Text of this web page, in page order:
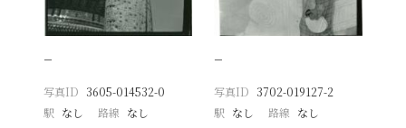
−
写真ID 3605-014532-0
駅 なし 路線 なし
−
写真ID 3702-019127-2
駅 なし 路線 なし